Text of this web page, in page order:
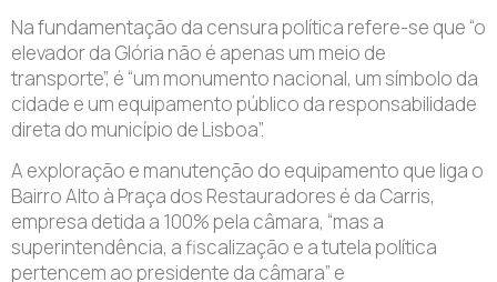
Na fundamentação da censura política refere-se que “o
elevador da Glória não é apenas um meio de
transporte”, é “um monumento nacional, um símbolo da
cidade e um equipamento público da responsabilidade
direta do município de Lisboa”.
A exploração e manutenção do equipamento que liga o
Bairro Alto à Praça dos Restauradores é da Carris,
empresa detida a 100% pela câmara, “mas a
superintendência, a fiscalização e a tutela política
pertencem ao presidente da câmara” e